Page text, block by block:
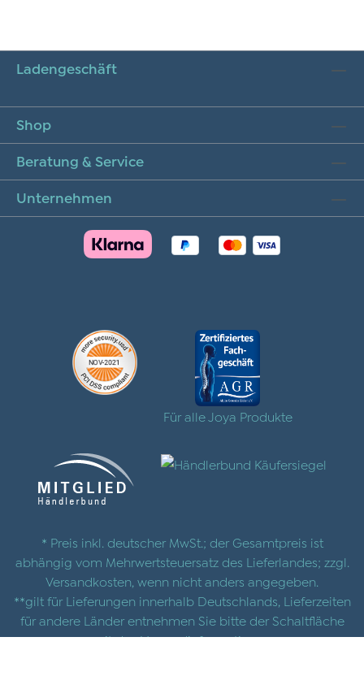
Ladengeschäft
Shop
Beratung & Service
Unternehmen
Für alle Joya Produkte
* Preis inkl. deutscher MwSt.; der Gesamtpreis ist
abhängig vom Mehrwertsteuersatz des Lieferlandes; zzgl.
Versandkosten , wenn nicht anders angegeben.
**gilt für Lieferungen innerhalb Deutschlands, Lieferzeiten
für andere Länder entnehmen Sie bitte der Schaltfläche
mit denVersandinformationen